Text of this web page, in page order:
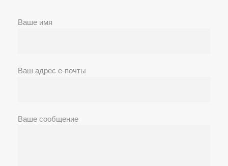
Ваше имя
Ваш адрес е-почты
Ваше сообщение